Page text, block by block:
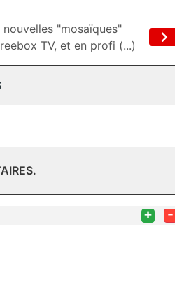
"mosaïques"
TV, et en profi (...)
+ -